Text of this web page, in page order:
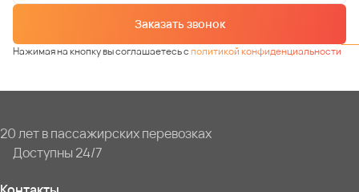
Заказать звонок
Нажимая на кнопку вы соглашаетесь сполитикой конфиденциальности
20 лет в пассажирских перевозках
Доступны 24/7